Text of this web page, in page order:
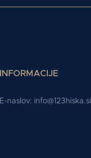
INFORMACIJE
E-naslov: info@123hiska.si